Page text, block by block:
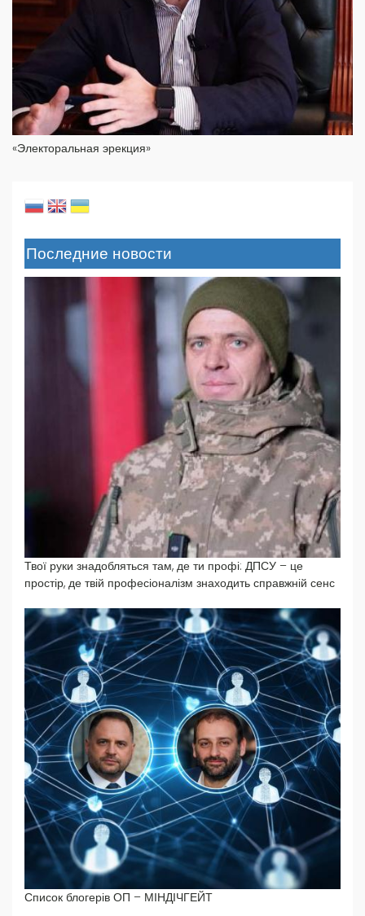
«Электоральная эрекция»
Последние новости
Твої руки знадобляться там, де ти профі: ДПСУ – це
простір, де твій професіоналізм знаходить справжній сенс
Список блогерів ОП – МІНДІЧГЕЙТ